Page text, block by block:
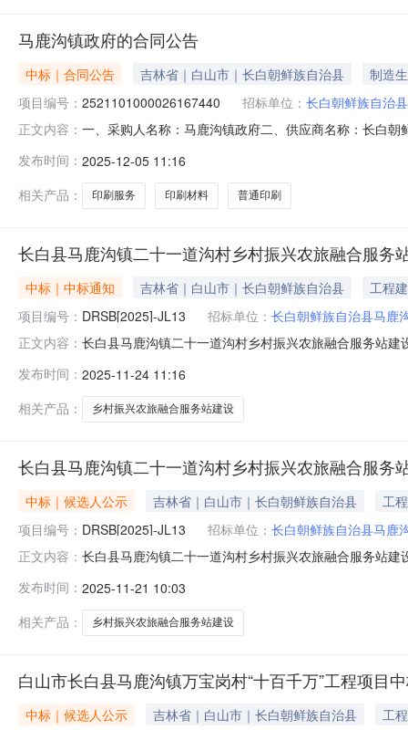
马鹿沟镇政府的合同公告
中标｜合同公告 吉林省｜白山市｜长白朝鲜族自治县
制造
项目编号： 2521101000026167440 招标单位： 长白朝鲜族自治
正文内容： 一、采购人名称：马鹿沟镇政府二、供应商名称：长白
要求或标的基本概况：七、其它事项：详见附件中的合
发布时间： 2025-12-05 11:16
相关产品：
印刷服务 印刷材料 普通印刷
长白县马鹿沟镇二十一道沟村乡村振兴农旅融合服务
中标｜中标通知 吉林省｜白山市｜长白朝鲜族自治县
工程
项目编号： DRSB[2025]-JL13 招标单位： 长白朝鲜族自治县马鹿
正文内容： 长白县马鹿沟镇二十一道沟村乡村振兴农旅融合服务站
标准》及省市相关标准的合格工程。工期（交货期）
建造师
发布时间： 2025-11-24 11:16
相关产品：
乡村振兴农旅融合服务站建设
长白县马鹿沟镇二十一道沟村乡村振兴农旅融合服务
中标｜候选人公示 吉林省｜白山市｜长白朝鲜族自治县
工
项目编号： DRSB[2025]-JL13 招标单位： 长白朝鲜族自治县马鹿
正文内容： 长白县马鹿沟镇二十一道沟村乡村振兴农旅融合服务站
价479.6739万元开标日期2025年11月20日开标地点吉林
发布时间： 2025-11-21 10:03
相关产品：
乡村振兴农旅融合服务站建设
白山市长白县马鹿沟镇万宝岗村“十百千万”工程项目
中标｜候选人公示 吉林省｜白山市｜长白朝鲜族自治县
工